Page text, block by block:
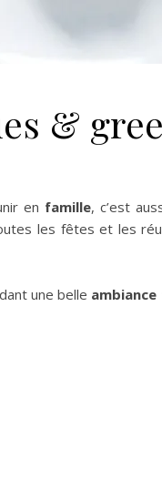
&
en famille, c’est
les fêtes et les
une belle